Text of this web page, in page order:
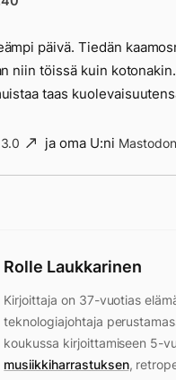
päivä. Tiedän
niin töissä kuin
taas
ja oma U:ni
Rolle Laukkarinen
Kirjoittaja on 37-vuotias
teknologiajohtaja
koukussa kirjoittamiseen 5-
musiikkiharrastuksen,